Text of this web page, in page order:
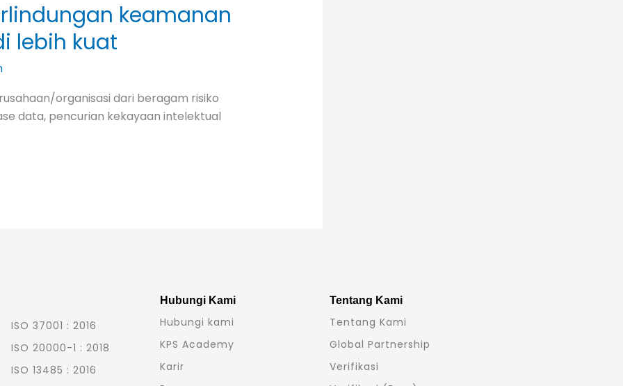
keamanan
lebih kuat
organisasi dari beragam risiko
data, pencurian kekayaan intelektual
ISO 37001 : 2016
ISO 20000-1 : 2018
ISO 13485 : 2016
Hubungi Kami
Hubungi kami
KPS Academy
Karir
Tentang Kami
Tentang Kami
Global Partnership
Verifikasi